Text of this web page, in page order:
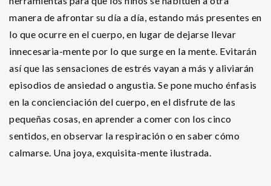
manera de afrontar su día a día, estando más presentes en
lo que ocurre en el cuerpo, en lugar de dejarse llevar
innecesaria-mente por lo que surge en la mente. Evitarán
así que las sensaciones de estrés vayan a más y aliviarán
episodios de ansiedad o angustia. Se pone mucho énfasis
en la concienciación del cuerpo, en el disfrute de las
pequeñas cosas, en aprender a comer con los cinco
sentidos, en observar la respiración o en saber cómo
calmarse. Una joya, exquisita-mente ilustrada.